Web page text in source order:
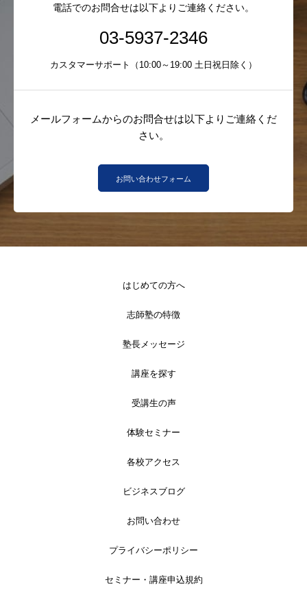
電話でのお問合せは以下よりご連絡ください。
03-5937-2346
カスタマーサポート（10:00～19:00 土日祝日除く）
メールフォームからのお問合せは以下よりご連絡くだ
さい。
お問い合わせフォーム
はじめての方へ
志師塾の特徴
塾長メッセージ
講座を探す
受講生の声
体験セミナー
各校アクセス
ビジネスブログ
お問い合わせ
プライバシーポリシー
セミナー・講座申込規約